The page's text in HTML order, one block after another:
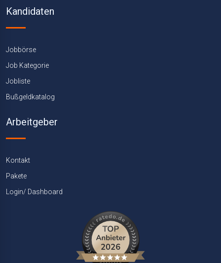
Kandidaten
Jobbörse
Job Kategorie
Jobliste
Bußgeldkatalog
Arbeitgeber
Kontakt
Pakete
Login/ Dashboard